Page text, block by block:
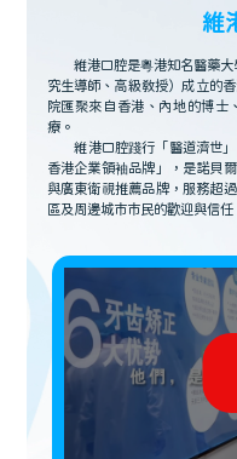
維
維港口腔是粵港知名醫藥
究生導師、高級教授）成立的
院匯聚來自香港、內地的博士
療。
維港口腔踐行「醫道濟世
香港企業領袖品牌」，是諾貝
與廣東衛視推薦品牌，服務超
區及周邊城市市民的歡迎與信任